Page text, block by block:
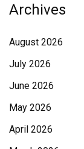
Archives
August 2026
July 2026
June 2026
May 2026
April 2026